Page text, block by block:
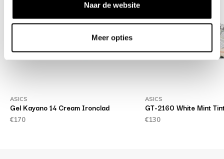
Naar de website
Meer opties
ASICS
Gel Kayano 14 Cream Ironclad
€170
ASICS
GT-2160 White Mint
€130